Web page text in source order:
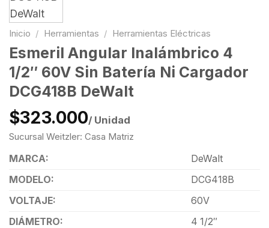
Inicio / Herramientas / Herramientas Eléctricas
Esmeril Angular Inalámbrico 4
1/2″ 60V Sin Batería Ni Cargador
DCG418B DeWalt
$323.000/ Unidad
Sucursal Weitzler: Casa Matriz
MARCA:
DeWalt
MODELO:
DCG418B
VOLTAJE:
60V
DIÁMETRO:
4 1/2″